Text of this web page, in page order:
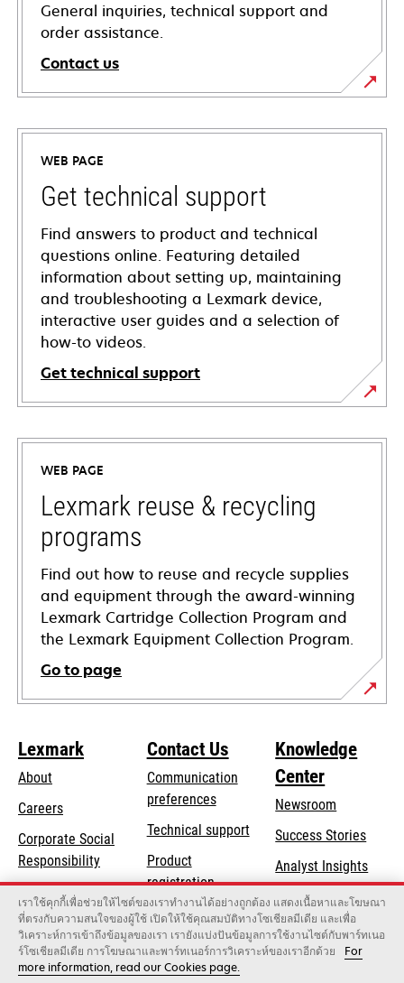
General inquiries, technical support and
order assistance.
Contact us
WEB PAGE
Get technical support
Find answers to product and technical
questions online. Featuring detailed
information about setting up, maintaining
and troubleshooting a Lexmark device,
interactive user guides and a selection of
how-to videos.
Get technical support
opens
in
new
tab
WEB PAGE
Lexmark reuse & recycling
programs
Find out how to reuse and recycle supplies
and equipment through the award-winning
Lexmark Cartridge Collection Program and
the Lexmark Equipment Collection Program.
Go to page
Lexmark
About
Careers
Corporate Social
Responsibilityopens
in
a
new
tab
Sustainability
Lexmark Partners
Contact Us
Communication
preferences
Technical supportopens
new
tab
Product
registration
Find a dealer
Knowledge
Center
Newsroom
Success Stories
Analyst Insights
Lexmark International, Inc., a Xerox Company
เราใช้คุกกี้เพื่อช่วยให้ไซต์ของเราทำงานได้อย่างถูกต้อง แสดงเนื้อหาและโฆษณา
ที่ตรงกับความสนใจของผู้ใช้ เปิดให้ใช้คุณสมบัติทางโซเชียลมีเดีย และเพื่อ
วิเคราะห์การเข้าถึงข้อมูลของเรา เรายังแบ่งปันข้อมูลการใช้งานไซต์กับพาร์ทเนอ
ร์โซเชียลมีเดีย การโฆษณาและพาร์ทเนอร์การวิเคราะห์ของเราอีกด้วย
For
more information, read our Cookies page.